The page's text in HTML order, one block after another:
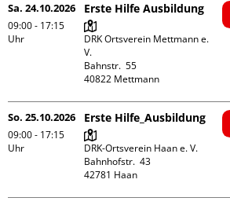
Sa. 24.10.2026
09:00 - 17:15
Uhr
Erste Hilfe Ausbildung
DRK Ortsverein Mettmann e.
V.
Bahnstr.  55
So. 25.10.2026
09:00 - 17:15
Uhr
Erste Hilfe_Ausbildung
DRK-Ortsverein Haan e. V.
Bahnhofstr.  43